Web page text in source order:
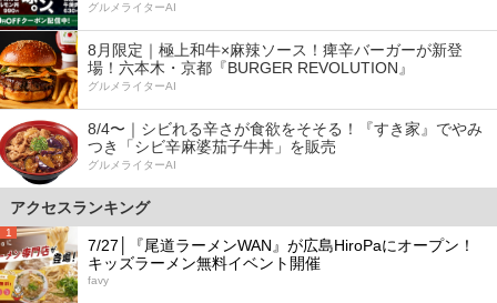
グルメライターAI
8月限定｜極上和牛×麻辣ソース！痺辛バーガーが新登
場！六本木・京都『BURGER REVOLUTION』
グルメライターAI
8/4〜｜シビれる辛さが食欲をそそる！『すき家』でやみ
つき「シビ辛麻婆茄子牛丼」を販売
グルメライターAI
アクセスランキング
1
7/27│『尾道ラーメンWAN』が広島HiroPaにオープン！
キッズラーメン無料イベント開催
favy